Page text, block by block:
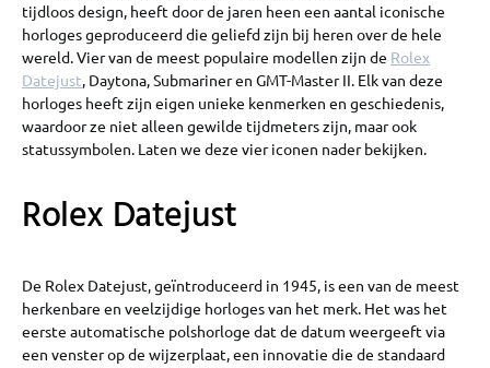
tijdloos design, heeft door de jaren heen een aantal iconische
horloges geproduceerd die geliefd zijn bij heren over de hele
wereld. Vier van de meest populaire modellen zijn de Rolex
Datejust, Daytona, Submariner en GMT-Master II. Elk van deze
horloges heeft zijn eigen unieke kenmerken en geschiedenis,
waardoor ze niet alleen gewilde tijdmeters zijn, maar ook
statussymbolen. Laten we deze vier iconen nader bekijken.
Rolex Datejust
De Rolex Datejust, geïntroduceerd in 1945, is een van de meest
herkenbare en veelzijdige horloges van het merk. Het was het
eerste automatische polshorloge dat de datum weergeeft via
een venster op de wijzerplaat, een innovatie die de standaard